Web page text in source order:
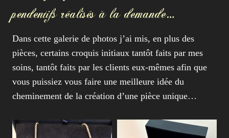
pendentifs réalisés à la demande…
Dans cette galerie de photos j’ai mis, en plus des
pièces, certains croquis initiaux tantôt faits par mes
soins, tantôt faits par les clients eux-mêmes afin que
vous puissiez vous faire une meilleure idée du
cheminement de la création d’une pièce unique…